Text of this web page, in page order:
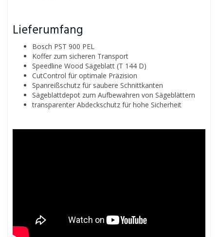
Lieferumfang
Bosch PST 900 PEL
Koffer zum sicheren Transport
Speedline Wood Sägeblatt (T 144 D)
CutControl für optimale Präzision
Spanreißschutz für saubere Schnittkanten
Sägeblattdepot zum Aufbewahren von Sägeblättern
transparenter Abdeckschutz für hohe Sicherheit